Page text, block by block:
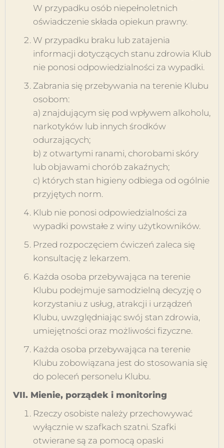
W przypadku osób niepełnoletnich
oświadczenie składa opiekun prawny.
W przypadku braku lub zatajenia
informacji dotyczących stanu zdrowia Klub
nie ponosi odpowiedzialności za wypadki.
Zabrania się przebywania na terenie Klubu
osobom:
a) znajdującym się pod wpływem alkoholu,
narkotyków lub innych środków
odurzających;
b) z otwartymi ranami, chorobami skóry
lub objawami chorób zakaźnych;
c) których stan higieny odbiega od ogólnie
przyjętych norm.
Klub nie ponosi odpowiedzialności za
wypadki powstałe z winy użytkowników.
Przed rozpoczęciem ćwiczeń zaleca się
konsultację z lekarzem.
Każda osoba przebywająca na terenie
Klubu podejmuje samodzielną decyzję o
korzystaniu z usług, atrakcji i urządzeń
Klubu, uwzględniając swój stan zdrowia,
umiejętności oraz możliwości fizyczne.
Każda osoba przebywająca na terenie
Klubu zobowiązana jest do stosowania się
do poleceń personelu Klubu.
VII. Mienie, porządek i monitoring
Rzeczy osobiste należy przechowywać
wyłącznie w szafkach szatni. Szafki
otwierane są za pomocą opaski